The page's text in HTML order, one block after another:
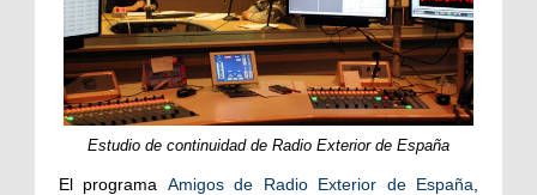
Estudio de continuidad de Radio Exterior de España
El programa Amigos de Radio Exterior de España,